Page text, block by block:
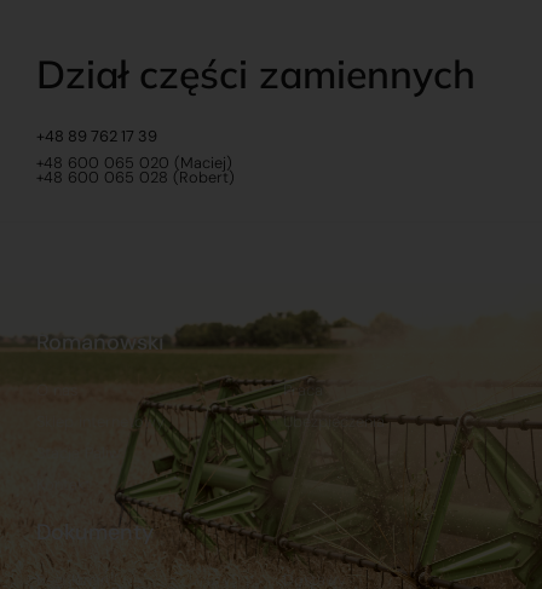
Dział części zamiennych
+48 89 762 17 39
+48 600 065 020 (Maciej)
+48 600 065 028 (Robert)
Dokumenty
Regulamin Dostawy
Romanowski
Sklep internetowy
Praca
Ubezpieczenia